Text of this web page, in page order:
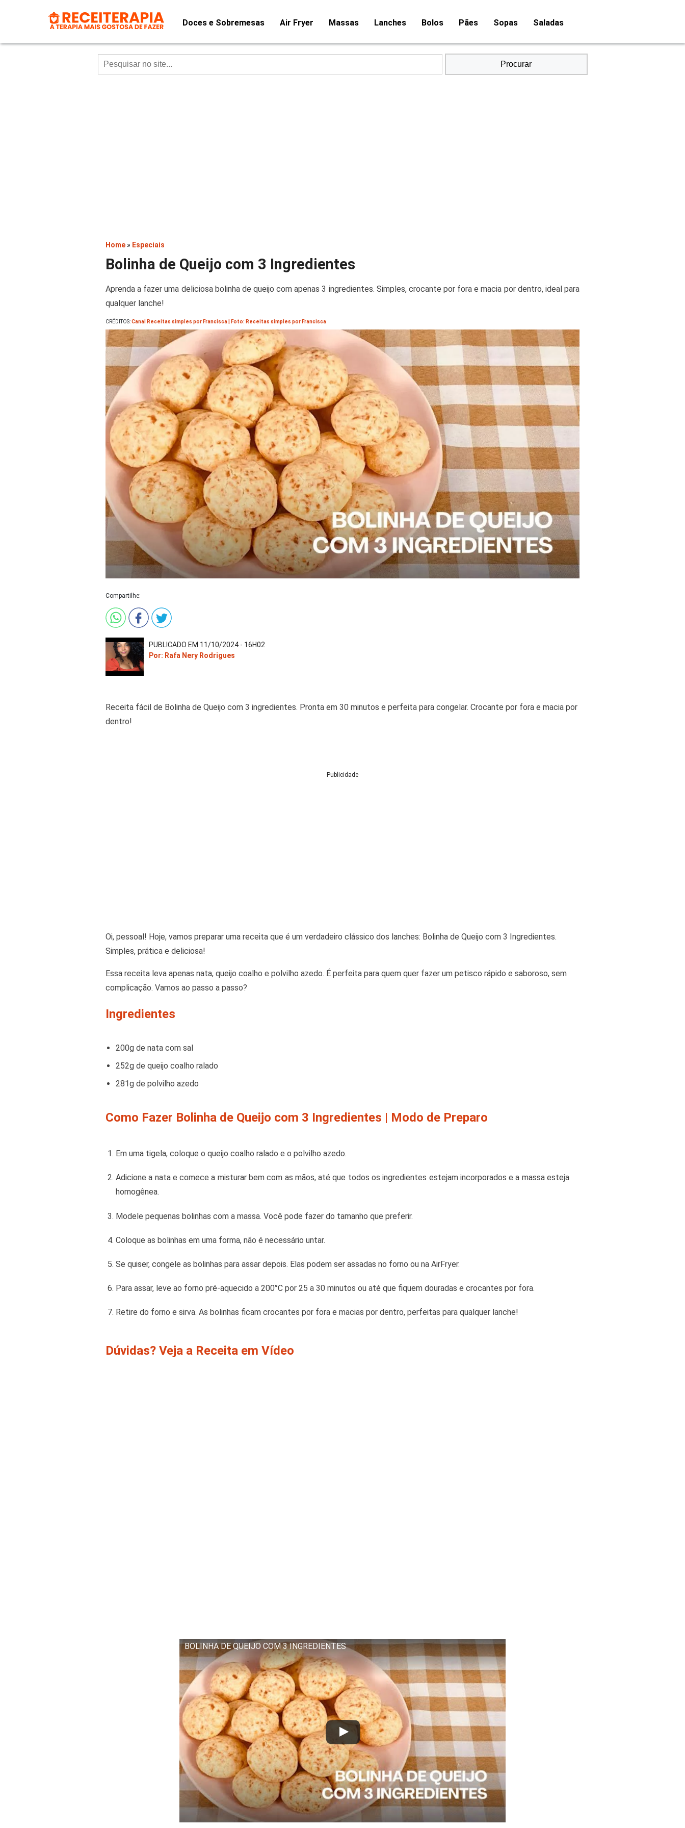
Doces e Sobremesas Air Fryer Massas Lanches Bolos Pães Sopas Saladas
Procurar
Home » Especiais
Bolinha de Queijo com 3 Ingredientes
Aprenda a fazer uma deliciosa bolinha de queijo com apenas 3 ingredientes. Simples, crocante por fora e macia por dentro, ideal para
qualquer lanche!
CRÉDITOS:Canal Receitas simples por Francisca | Foto: Receitas simples por Francisca
Compartilhe:
PUBLICADO EM 11/10/2024 - 16H02
Por: Rafa Nery Rodrigues
Receita fácil de Bolinha de Queijo com 3 ingredientes. Pronta em 30 minutos e perfeita para congelar. Crocante por fora e macia por
dentro!
Publicidade
Oi, pessoal! Hoje, vamos preparar uma receita que é um verdadeiro clássico dos lanches: Bolinha de Queijo com 3 Ingredientes.
Simples, prática e deliciosa!
Essa receita leva apenas nata, queijo coalho e polvilho azedo. É perfeita para quem quer fazer um petisco rápido e saboroso, sem
complicação. Vamos ao passo a passo?
Ingredientes
200g de nata com sal
252g de queijo coalho ralado
281g de polvilho azedo
Como Fazer Bolinha de Queijo com 3 Ingredientes | Modo de Preparo
Em uma tigela, coloque o queijo coalho ralado e o polvilho azedo.
Adicione a nata e comece a misturar bem com as mãos, até que todos os ingredientes estejam incorporados e a massa esteja
homogênea.
Modele pequenas bolinhas com a massa. Você pode fazer do tamanho que preferir.
Coloque as bolinhas em uma forma, não é necessário untar.
Se quiser, congele as bolinhas para assar depois. Elas podem ser assadas no forno ou na AirFryer.
Para assar, leve ao forno pré-aquecido a 200°C por 25 a 30 minutos ou até que fiquem douradas e crocantes por fora.
Retire do forno e sirva. As bolinhas ficam crocantes por fora e macias por dentro, perfeitas para qualquer lanche!
Dúvidas? Veja a Receita em Vídeo
BOLINHA DE QUEIJO COM 3 INGREDIENTES